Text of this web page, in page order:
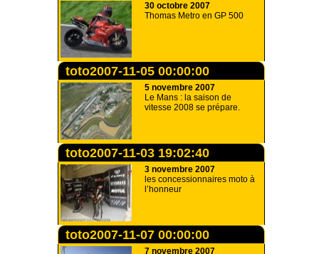
30 octobre 2007
Thomas Metro en GP 500
toto2007-11-05 00:00:00
5 novembre 2007
Le Mans : la saison de
vitesse 2008 se prépare.
toto2007-11-03 19:02:40
3 novembre 2007
les concessionnaires moto à
l’honneur
toto2007-11-07 00:00:00
7 novembre 2007